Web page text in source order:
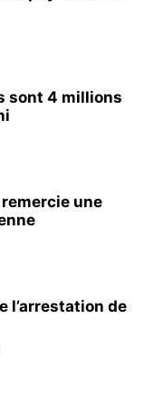
sont 4 millions
une
l’arrestation de